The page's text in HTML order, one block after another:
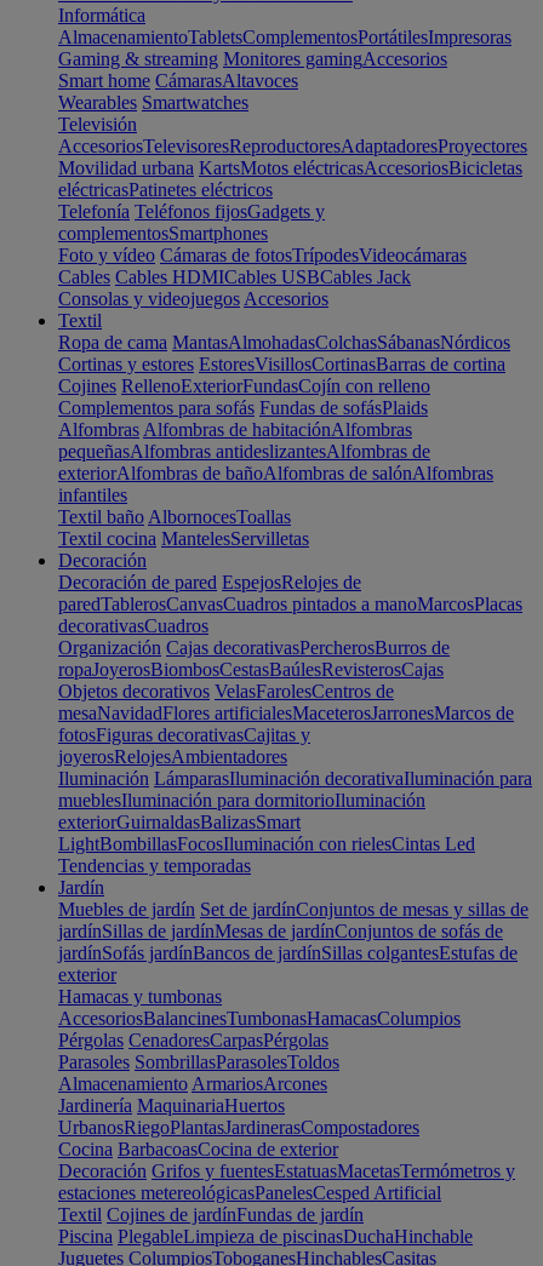
Informática
AlmacenamientoTabletsComplementosPortátilesImpresoras
Gaming & streaming Monitores gamingAccesorios
Smart home CámarasAltavoces
Wearables Smartwatches
Televisión
AccesoriosTelevisoresReproductoresAdaptadoresProyectores
Movilidad urbana KartsMotos eléctricasAccesoriosBicicletas
eléctricasPatinetes eléctricos
Telefonía Teléfonos fijosGadgets y
complementosSmartphones
Foto y vídeo Cámaras de fotosTrípodesVideocámaras
Cables Cables HDMICables USBCables Jack
Consolas y videojuegos Accesorios
Textil
Ropa de cama MantasAlmohadasColchasSábanasNórdicos
Cortinas y estores EstoresVisillosCortinasBarras de cortina
Cojines RellenoExteriorFundasCojín con relleno
Complementos para sofás Fundas de sofásPlaids
Alfombras Alfombras de habitaciónAlfombras
pequeñasAlfombras antideslizantesAlfombras de
exteriorAlfombras de bañoAlfombras de salónAlfombras
infantiles
Textil baño AlbornocesToallas
Textil cocina MantelesServilletas
Decoración
Decoración de pared EspejosRelojes de
paredTablerosCanvasCuadros pintados a manoMarcosPlacas
decorativasCuadros
Organización Cajas decorativasPercherosBurros de
ropaJoyerosBiombosCestasBaúlesRevisterosCajas
Objetos decorativos VelasFarolesCentros de
mesaNavidadFlores artificialesMaceterosJarronesMarcos de
fotosFiguras decorativasCajitas y
joyerosRelojesAmbientadores
Iluminación LámparasIluminación decorativaIluminación para
mueblesIluminación para dormitorioIluminación
exteriorGuirnaldasBalizasSmart
LightBombillasFocosIluminación con rielesCintas Led
Tendencias y temporadas
Jardín
Muebles de jardín Set de jardínConjuntos de mesas y sillas de
jardínSillas de jardínMesas de jardínConjuntos de sofás de
jardínSofás jardínBancos de jardínSillas colgantesEstufas de
exterior
Hamacas y tumbonas
AccesoriosBalancinesTumbonasHamacasColumpios
Pérgolas CenadoresCarpasPérgolas
Parasoles SombrillasParasolesToldos
Almacenamiento ArmariosArcones
Jardinería MaquinariaHuertos
UrbanosRiegoPlantasJardinerasCompostadores
Cocina BarbacoasCocina de exterior
Decoración Grifos y fuentesEstatuasMacetasTermómetros y
estaciones metereológicasPanelesCesped Artificial
Textil Cojines de jardínFundas de jardín
Piscina PlegableLimpieza de piscinasDuchaHinchable
Juguetes ColumpiosToboganesHinchablesCasitas